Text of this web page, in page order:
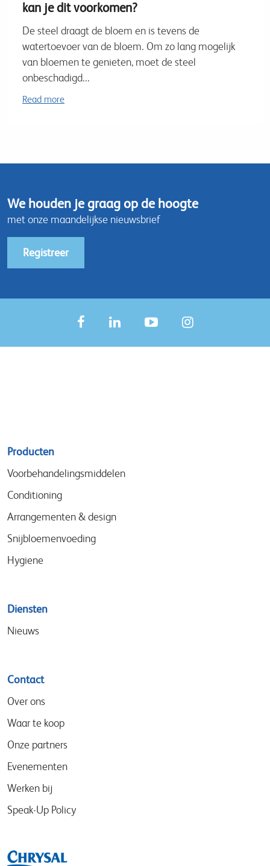
kan je dit voorkomen?
De steel draagt de bloem en is tevens de
watertoevoer van de bloem. Om zo lang mogelijk
van bloemen te genieten, moet de steel
onbeschadigd...
Read more
We houden je graag op de hoogte
met onze maandelijkse nieuwsbrief
Registreer
Sitemap
menu
Producten
Voorbehandelingsmiddelen
Conditioning
Arrangementen & design
Snijbloemenvoeding
Hygiene
Diensten
Nieuws
Contact
Over ons
Waar te koop
Onze partners
Evenementen
Werken bij
Speak-Up Policy